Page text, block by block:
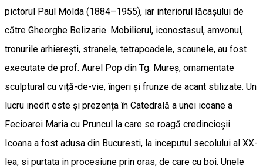
pictorul Paul Molda (1884–1955), iar interiorul lăcașului de
către Gheorghe Belizarie. Mobilierul, iconostasul, amvonul,
tronurile arhierești, stranele, tetrapoadele, scaunele, au fost
executate de prof. Aurel Pop din Tg. Mureș, ornamentate
sculptural cu viță-de-vie, îngeri și frunze de acant stilizate. Un
lucru inedit este și prezența în Catedrală a unei icoane a
Fecioarei Maria cu Pruncul la care se roagă credincioșii.
Icoana a fost adusa din Bucuresti, la inceputul secolului al XX-
lea, si purtata in procesiune prin oras, de care cu boi. Unele